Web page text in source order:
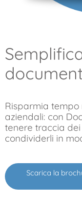
Risparmia
aziendali: con
tenere traccia
condividerli in
Scarica la